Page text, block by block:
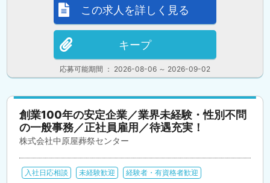
応募可能期間 ： 2026-08-06 ～ 2026-09-02
この求人を詳しく見る
キープ
創業100年の安定企業／業界未経験・性別不問
の一般事務／正社員雇用／待遇充実！
株式会社中原屋葬祭センター
入社日応相談 未経験歓迎
経験者・有資格者歓迎